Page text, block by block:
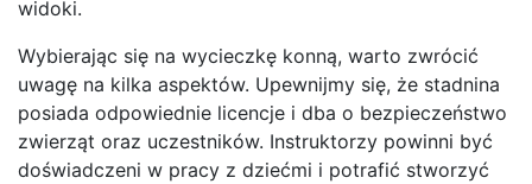
widoki.
Wybierając się na wycieczkę konną, warto zwrócić
uwagę na kilka aspektów. Upewnijmy się, że stadnina
posiada odpowiednie licencje i dba o bezpieczeństwo
zwierząt oraz uczestników. Instruktorzy powinni być
doświadczeni w pracy z dziećmi i potrafić stworzyć